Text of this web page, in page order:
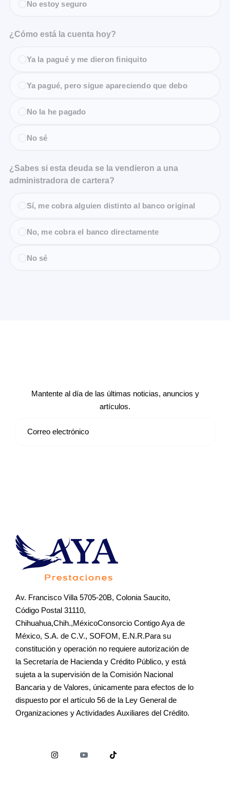
No estoy seguro
¿Cómo está la cuenta hoy?
Ya la pagué y me dieron finiquito
Ya pagué, pero sigue apareciendo que debo
No la he pagado
No sé
¿Sabes si esta deuda se la vendieron a una
administradora de cartera?
Sí, me cobra alguien distinto al banco original
No, me cobra el banco directamente
No sé
Mantente al día de las últimas noticias, anuncios y
artículos.
Av. Francisco Villa 5705-20B, Colonia Saucito,
Código Postal 31110,
Chihuahua,Chih.,MéxicoConsorcio Contigo Aya de
México, S.A. de C.V., SOFOM, E.N.R.Para su
constitución y operación no requiere autorización de
la Secretaría de Hacienda y Crédito Público, y está
sujeta a la supervisión de la Comisión Nacional
Bancaria y de Valores, únicamente para efectos de lo
dispuesto por el artículo 56 de la Ley General de
Organizaciones y Actividades Auxiliares del Crédito.